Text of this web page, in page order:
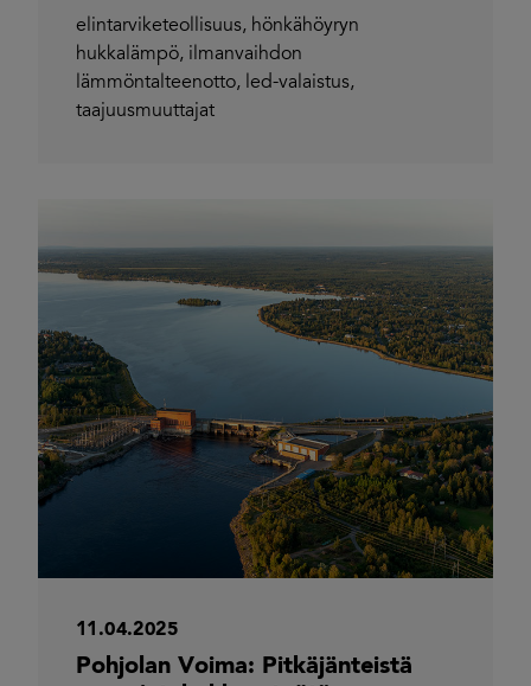
elintarviketeollisuus, hönkähöyryn
hukkalämpö, ilmanvaihdon
lämmöntalteenotto, led-valaistus,
taajuusmuuttajat
11.04.2025
Pohjolan Voima: Pitkäjänteistä